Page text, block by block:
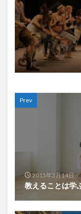
Prev
2015年3月14日
教えることは学